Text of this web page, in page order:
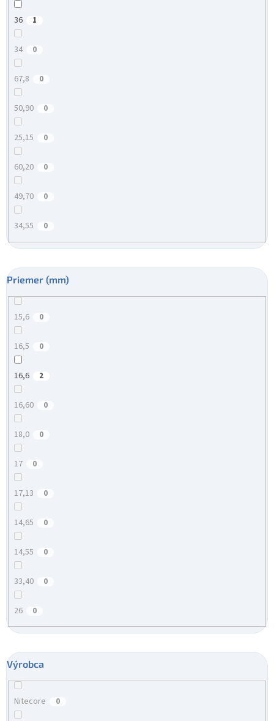
36 1
34 0
67,8 0
50,90 0
25,15 0
60,20 0
49,70 0
34,55 0
Priemer (mm)
15,6 0
16,5 0
16,6 2
16,60 0
18,0 0
17 0
17,13 0
14,65 0
14,55 0
33,40 0
26 0
Výrobca
Nitecore 0